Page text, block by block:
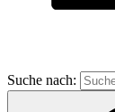
Suche nach: